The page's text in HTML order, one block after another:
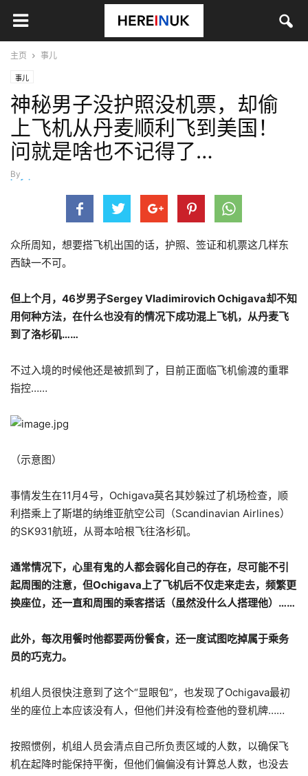
主页 事儿
事儿
神秘男子没护照没机票，却偷
上飞机从丹麦顺利飞到美国！
问就是啥也不记得了…
By
hefei
众所周知，想要搭飞机出国的话，护照、签证和机票这几样东
西缺一不可。
但上个月，46岁男子Sergey Vladimirovich Ochigava却不知
用何种方法，在什么也没有的情况下成功混上飞机，从丹麦飞
到了洛杉矶……
不过入境的时候他还是被抓到了，目前正面临飞机偷渡的重罪
指控……
（示意图）
事情发生在11月4号，Ochigava莫名其妙躲过了机场检查，顺
利搭乘上了斯堪的纳维亚航空公司（Scandinavian Airlines）
的SK931航班，从哥本哈根飞往洛杉矶。
通常情况下，心里有鬼的人都会弱化自己的存在，尽可能不引
起周围的注意，但Ochigava上了飞机后不仅走来走去，频繁更
换座位，还一直和周围的乘客搭话（虽然没什么人搭理他）……
此外，每次用餐时他都要两份餐食，还一度试图吃掉属于乘务
员的巧克力。
机组人员很快注意到了这个“显眼包”，也发现了Ochigava最初
坐的座位上本应该没有人，但他们并没有检查他的登机牌……
按照惯例，机组人员会清点自己所负责区域的人数，以确保飞
机在起降时能保持平衡，但他们偏偏没有计算总人数，也没去